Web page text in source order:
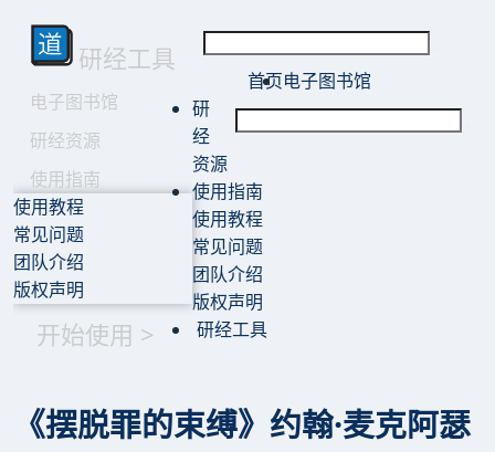
研经工具
电子图书馆
研经资源
使用指南
使用教程
常见问题
团队介绍
版权声明
开始使用 >
首页电子图书馆
研
经
资源
使用指南
使用教程
常见问题
团队介绍
版权声明
研经工具
《摆脱罪的束缚》约翰·麦克阿瑟